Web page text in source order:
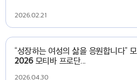
2026.02.21
“성장하는 여성의 삶을 응원합니다”
2026모티바 프로단...
2026.04.30